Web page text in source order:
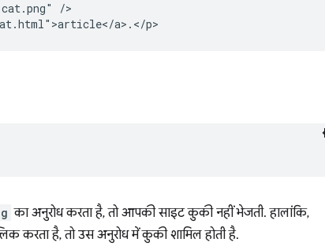
cat.png" />
का अनुरोध करता है, तो आपकी साइट कुकी नहीं भेजती. हालांकि,
करता है, तो उस अनुरोध में कुकी शामिल होती है.